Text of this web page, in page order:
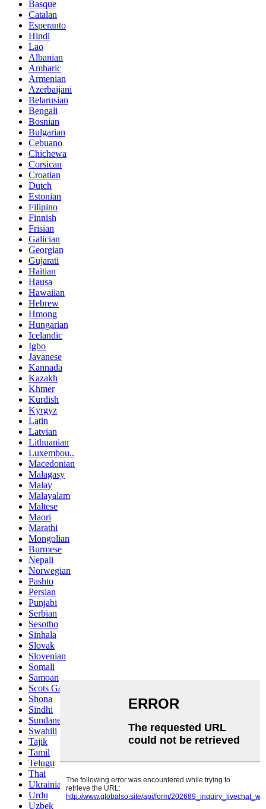
Basque
Catalan
Esperanto
Hindi
Lao
Albanian
Amharic
Armenian
Azerbaijani
Belarusian
Bengali
Bosnian
Bulgarian
Cebuano
Chichewa
Corsican
Croatian
Dutch
Estonian
Filipino
Finnish
Frisian
Galician
Georgian
Gujarati
Haitian
Hausa
Hawaiian
Hebrew
Hmong
Hungarian
Icelandic
Igbo
Javanese
Kannada
Kazakh
Khmer
Kurdish
Kyrgyz
Latin
Latvian
Lithuanian
Luxembou..
Macedonian
Malagasy
Malay
Malayalam
Maltese
Maori
Marathi
Mongolian
Burmese
Nepali
Norwegian
Pashto
Persian
Punjabi
Serbian
Sesotho
Sinhala
Slovak
Slovenian
Somali
Samoan
Scots Gaelic
Shona
Sindhi
Sundanese
Swahili
Tajik
Tamil
Telugu
Thai
Ukrainian
Urdu
Uzbek